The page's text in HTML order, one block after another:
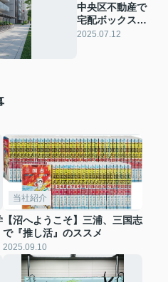
中央区不動産で
宅配ボックスは
必要？光回線や
2025.07.12
当社紹介
【沼へようこそ】三浦、三国志
で『推し活』のススメ
2025.09.10